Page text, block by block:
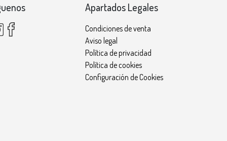
Apartados Legales
Condiciones de venta
Aviso legal
Política de privacidad
Política de cookies
Configuración de Cookies